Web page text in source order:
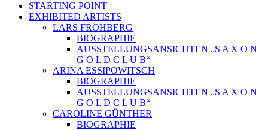
STARTING POINT
EXHIBITED ARTISTS
LARS FROHBERG
BIOGRAPHIE
AUSSTELLUNGSANSICHTEN „S A X O N
G O L D C L U B“
ARINA ESSIPOWITSCH
BIOGRAPHIE
AUSSTELLUNGSANSICHTEN „S A X O N
G O L D C L U B“
CAROLINE GÜNTHER
BIOGRAPHIE